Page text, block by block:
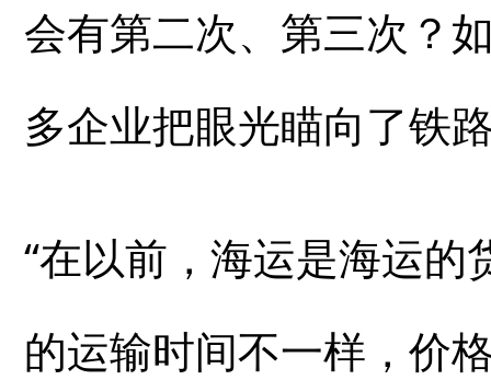
会有第二次、第三次？
多企业把眼光瞄向了铁
“在以前，海运是海运
的运输时间不一样，价